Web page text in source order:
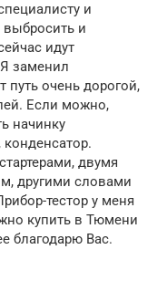
и
выбросить и
идут
Я заменил
путь очень дорогой,
Если можно,
начинку
конденсатор.
двумя
другими словами
тестор у меня
купить в Тюмени
благодарю Вас.